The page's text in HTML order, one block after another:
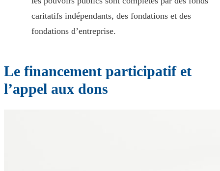
caritatifs indépendants, des fondations et des
fondations d’entreprise.
Le financement participatif et
l’appel aux dons